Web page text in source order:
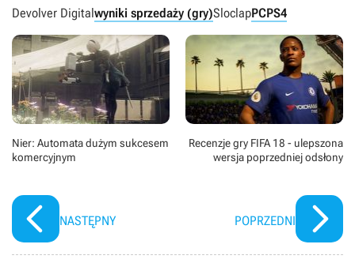
Devolver Digitalwyniki sprzedaży (gry)SloclapPCPS4
Nier: Automata dużym sukcesem
komercyjnym
NASTĘPNY
Recenzje gry FIFA 18 - ulepszona
wersja poprzedniej odsłony
POPRZEDNI